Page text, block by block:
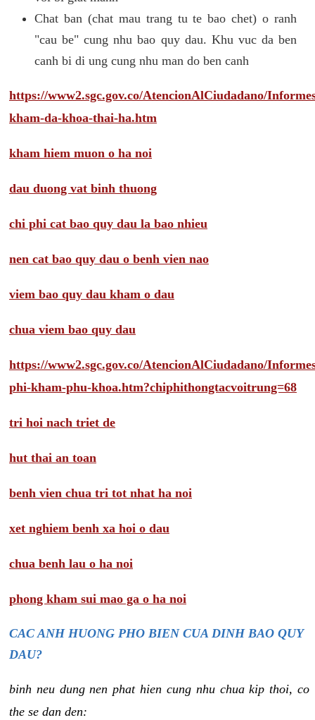
Chat ban (chat mau trang tu te bao chet) o ranh
"cau be" cung nhu bao quy dau. Khu vuc da ben
canh bi di ung cung nhu man do ben canh
https://www2.sgc.gov.co/AtencionAlCiudadano/
kham-da-khoa-thai-ha.htm
kham hiem muon o ha noi
dau duong vat binh thuong
chi phi cat bao quy dau la bao nhieu
nen cat bao quy dau o benh vien nao
viem bao quy dau kham o dau
chua viem bao quy dau
https://www2.sgc.gov.co/AtencionAlCiudadano/
phi-kham-phu-khoa.htm?chiphithongtacvoitrung=68
tri hoi nach triet de
hut thai an toan
benh vien chua tri tot nhat ha noi
xet nghiem benh xa hoi o dau
chua benh lau o ha noi
phong kham sui mao ga o ha noi
CAC ANH HUONG PHO BIEN CUA DINH BAO QUY
DAU?
binh neu dung nen phat hien cung nhu chua kip thoi, co
the se dan den: